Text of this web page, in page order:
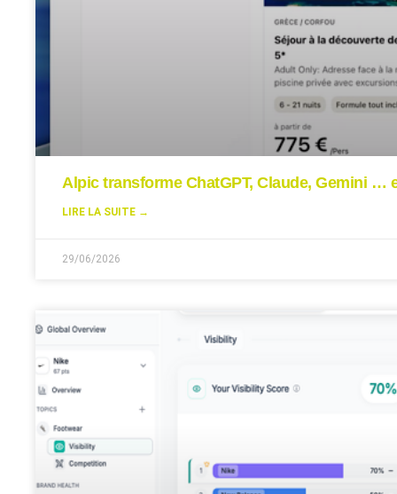
Alpic transforme ChatGPT, Claude, Gemini …
LIRE LA SUITE →
29/06/2026